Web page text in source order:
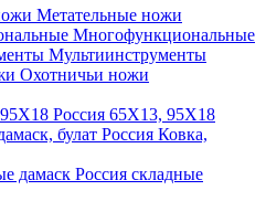
Метательные ножи
Многофункциональные
Мультиинструменты
Охотничьи ножи
Россия 65Х13, 95Х18
Россия Ковка,
Россия складные